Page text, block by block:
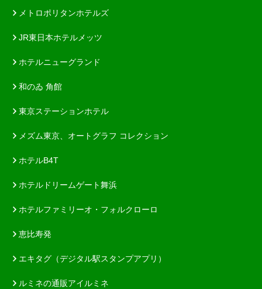
メトロポリタンホテルズ
JR東日本ホテルメッツ
ホテルニューグランド
和のゐ 角館
東京ステーションホテル
メズム東京、オートグラフ コレクション
ホテルB4T
ホテルドリームゲート舞浜
ホテルファミリーオ・フォルクローロ
恵比寿発
エキタグ（デジタル駅スタンプアプリ）
ルミネの通販アイルミネ